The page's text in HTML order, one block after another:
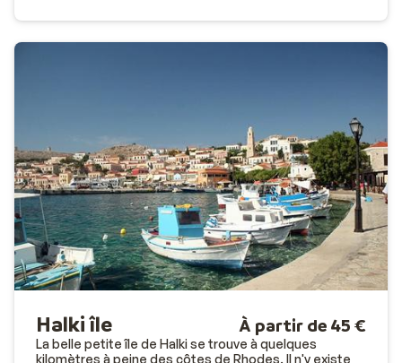
Halki île À partir de 45 €
La belle petite île de Halki se trouve à quelques
kilomètres à peine des côtes de Rhodes. Il n'y existe